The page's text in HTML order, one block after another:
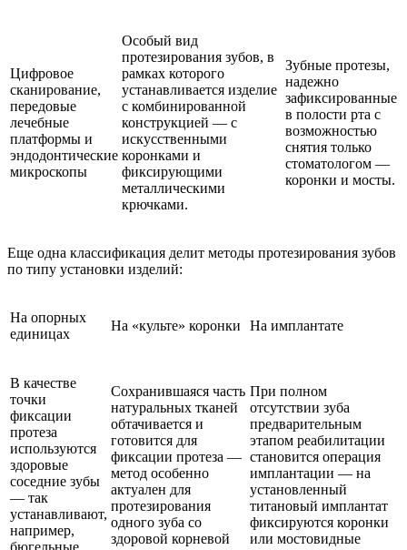
Цифровое
сканирование,
передовые
лечебные
платформы и
эндодонтические
микроскопы
Особый вид
протезирования зубов, в
рамках которого
устанавливается изделие
с комбинированной
конструкцией — с
искусственными
коронками и
фиксирующими
металлическими
крючками.
Зубные протезы,
надежно
зафиксированные
в полости рта с
возможностью
снятия только
стоматологом —
коронки и мосты.
Еще одна классификация делит методы протезирования зубов
по типу установки изделий:
На опорных
единицах
На «культе» коронки На имплантате
В качестве
точки
фиксации
протеза
используются
здоровые
соседние зубы
— так
устанавливают,
например,
бюгельные
Сохранившаяся часть
натуральных тканей
обтачивается и
готовится для
фиксации протеза —
метод особенно
актуален для
протезирования
одного зуба со
здоровой корневой
При полном
отсутствии зуба
предварительным
этапом реабилитации
становится операция
имплантации — на
установленный
титановый имплантат
фиксируются коронки
или мостовидные